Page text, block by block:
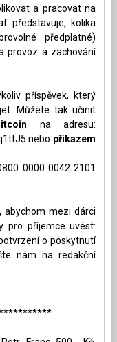
a pracovat na
představuje, kolika
předplatné)
provoz a zachování
příspěvek, který
Můžete tak učinit
na adresu:
nebo příkazem
0000 0042 2101
abychom mezi dárci
pro příjemce uvést:
o poskytnutí
nám na redakční